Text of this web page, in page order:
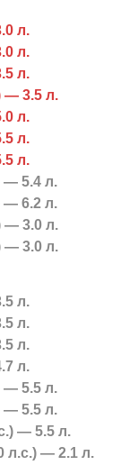
л.
л.
л.
— 3.5 л.
л.
л.
л.
— 5.4 л.
— 6.2 л.
— 3.0 л.
— 3.0 л.
л.
л.
л.
л.
— 5.5 л.
— 5.5 л.
— 5.5 л.
л.с.) — 2.1 л.